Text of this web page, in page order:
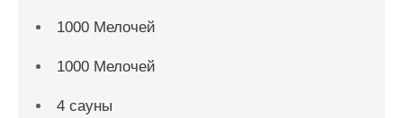
1000 Мелочей
1000 Мелочей
4 сауны